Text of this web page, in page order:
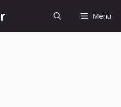
Menu